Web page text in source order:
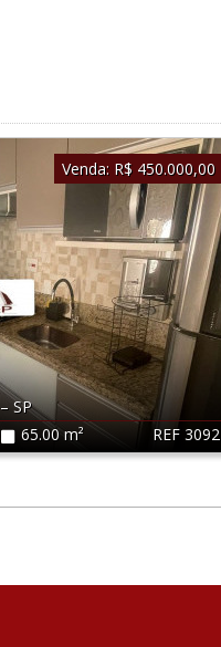
REF 3092
–SP
65.00 m²
Venda: R$ 450.000,00